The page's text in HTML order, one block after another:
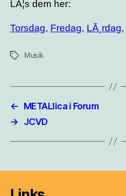
LÃ¦s dem her:
Torsdag, Fredag, LÃ¸rdag,
Tags Musik
←
METALlica i Forum
→
JCVD